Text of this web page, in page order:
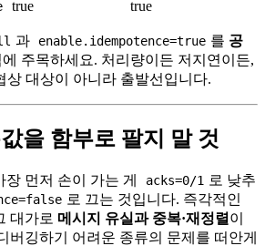
true true
과 enable.idempotence=true 를 공
주목하세요. 처리량이든 저지연이든,
상 대상이 아니라 출발선입니다.
을 함부로 팔지 말 것
먼저 손이 가는 게 acks=0/1 로 낮추
로 끄는 것입니다. 즉각적인
대가로 메시지 유실과 중복·재정렬 이
버깅하기 어려운 종류의 문제를 떠안게